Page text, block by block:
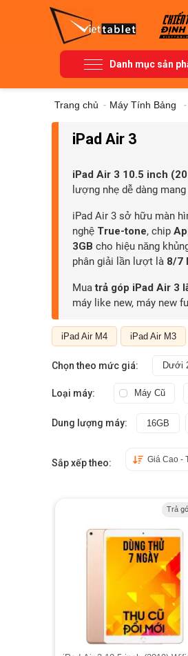
Danh mục sản
Trang chủ - Máy Tính Bảng -
iPad Air 3
iPad Air 3 10.5 inch
lượng nhẹ dễ dàng
iPad Air 3 sở hữu màn
nghệ True-tone, chip
3GB cho hiệu năng
phân giải lần lượt là 8/7
Muatrả góp iPad Air 3
máy like new, máy new
iPad Air M4 iPad Air M3
Chọn theo mức giá: Dưới
Loại máy: Máy Cũ
Dung lượng máy: 16GB
Sắp xếp theo: Giá Cao -
Trả